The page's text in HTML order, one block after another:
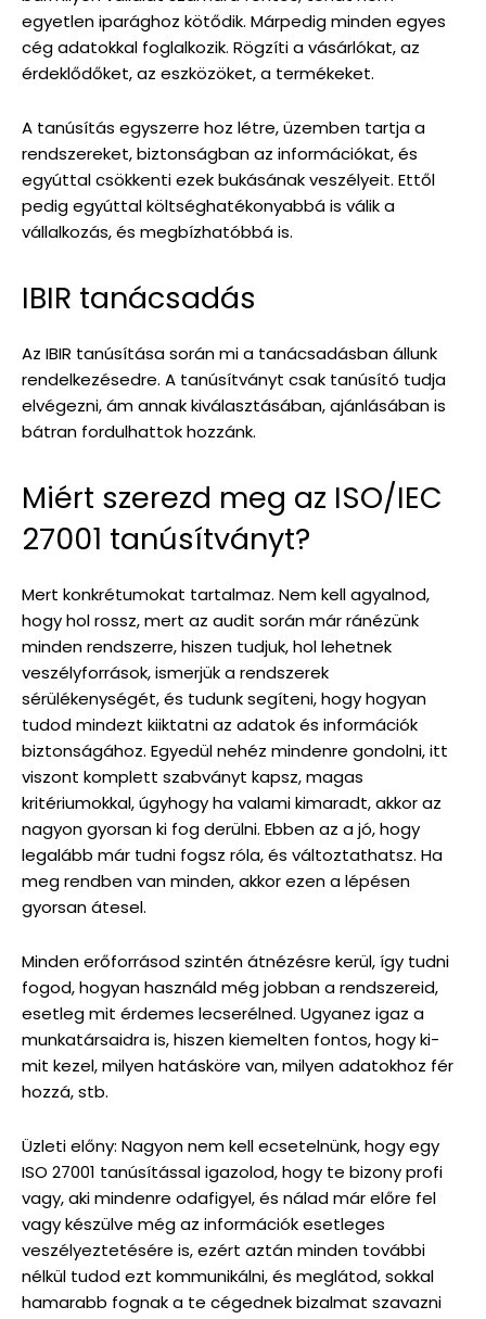
egyetlen iparághoz kötődik. Márpedig minden egyes
cég adatokkal foglalkozik. Rögzíti a vásárlókat, az
érdeklődőket, az eszközöket, a termékeket.
A tanúsítás egyszerre hoz létre, üzemben tartja a
rendszereket, biztonságban az információkat, és
egyúttal csökkenti ezek bukásának veszélyeit. Ettől
pedig egyúttal költséghatékonyabbá is válik a
vállalkozás, és megbízhatóbbá is.
IBIR tanácsadás
Az IBIR tanúsítása során mi a tanácsadásban állunk
rendelkezésedre. A tanúsítványt csak tanúsító tudja
elvégezni, ám annak kiválasztásában, ajánlásában is
bátran fordulhattok hozzánk.
Miért szerezd meg az ISO/IEC
27001 tanúsítványt?
Mert konkrétumokat tartalmaz. Nem kell agyalnod,
hogy hol rossz, mert az audit során már ránézünk
minden rendszerre, hiszen tudjuk, hol lehetnek
veszélyforrások, ismerjük a rendszerek
sérülékenységét, és tudunk segíteni, hogy hogyan
tudod mindezt kiiktatni az adatok és információk
biztonságához. Egyedül nehéz mindenre gondolni, itt
viszont komplett szabványt kapsz, magas
kritériumokkal, úgyhogy ha valami kimaradt, akkor az
nagyon gyorsan ki fog derülni. Ebben az a jó, hogy
legalább már tudni fogsz róla, és változtathatsz. Ha
meg rendben van minden, akkor ezen a lépésen
gyorsan átesel.
Minden erőforrásod szintén átnézésre kerül, így tudni
fogod, hogyan használd még jobban a rendszereid,
esetleg mit érdemes lecserélned. Ugyanez igaz a
munkatársaidra is, hiszen kiemelten fontos, hogy ki-
mit kezel, milyen hatásköre van, milyen adatokhoz fér
hozzá, stb.
Üzleti előny: Nagyon nem kell ecsetelnünk, hogy egy
ISO 27001 tanúsítással igazolod, hogy te bizony profi
vagy, aki mindenre odafigyel, és nálad már előre fel
vagy készülve még az információk esetleges
veszélyeztetésére is, ezért aztán minden további
nélkül tudod ezt kommunikálni, és meglátod, sokkal
hamarabb fognak a te cégednek bizalmat szavazni